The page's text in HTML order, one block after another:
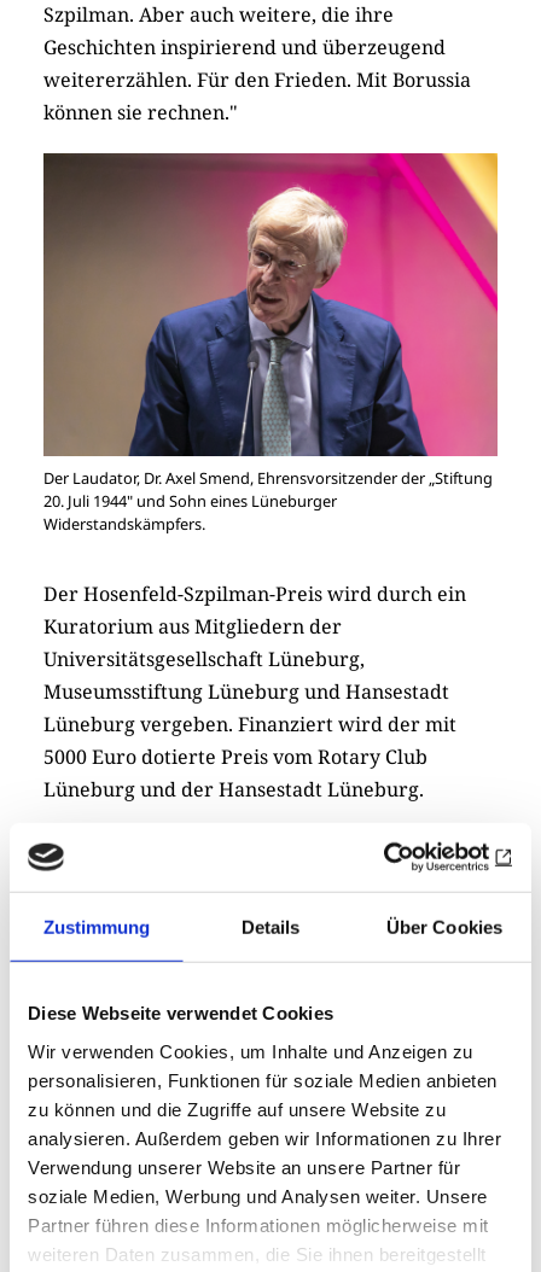
Zustimmung Details Über Cookies
Diese Webseite verwendet Cookies
Wir verwenden Cookies, um Inhalte und Anzeigen zu
personalisieren, Funktionen für soziale Medien anbieten
zu können und die Zugriffe auf unsere Website zu
analysieren. Außerdem geben wir Informationen zu Ihrer
Verwendung unserer Website an unsere Partner für
soziale Medien, Werbung und Analysen weiter. Unsere
Partner führen diese Informationen möglicherweise mit
weiteren Daten zusammen, die Sie ihnen bereitgestellt
Szpilman. Aber auch weitere, die ihre
Geschichten inspirierend und überzeugend
weitererzählen. Für den Frieden. Mit Borussia
können sie rechnen."
Der Laudator, Dr. Axel Smend, Ehrensvorsitzender der „Stiftung
20. Juli 1944" und Sohn eines Lüneburger
Widerstandskämpfers.
Der Hosenfeld-Szpilman-Preis wird durch ein
Kuratorium aus Mitgliedern der
Universitätsgesellschaft Lüneburg,
Museumsstiftung Lüneburg und Hansestadt
Lüneburg vergeben. Finanziert wird der mit
5000 Euro dotierte Preis vom Rotary Club
Lüneburg und der Hansestadt Lüneburg.
Der Film "Der Pianist" (2002) von Roman
Polanski machte die Geschichte Szpilmans und
Hosenfelds einem weltweiten Publikum
bekannt. Er basiert auf Szpilmans Erinnerungen
(1946) und wurde mit drei Oscars ausgezeichnet.
Sechs Jahre später – im Jahr 2009 – ehrte die
israelische Holocaust-Gedenkstätte Yad Vashem
Hosenfeld posthum als "Gerechten unter den
Völkern", weil er nicht nur Szpilman, sondern
auch anderen Juden und Polen das Leben
rettete. Sein Engagement steht exemplarisch für
den Sieg der Mitmenschlichkeit über Gewalt und